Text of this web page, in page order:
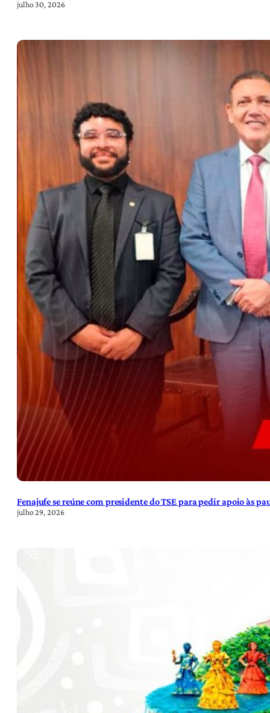
julho 30, 2026
Fenajufe se reúne com presidente do TSE para pedir apoio às
julho 29, 2026